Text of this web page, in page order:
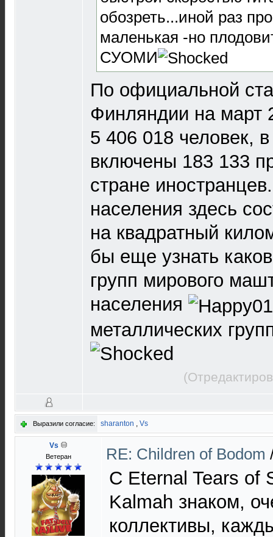
обозреть...иной раз
маленькая -но
СУОМИ
По официальной
Финляндии на март
5 406 018 человек,
включены 183 133
стране
населения здесь
на квадратный
бы еще узнать
групп мирового
населения
металлических
Выразили согласие: sharanton , Vs
Vs
Ветеран RE: Children of Bodom
С Eternal Tears of
Kalmah знаком,
коллективы,